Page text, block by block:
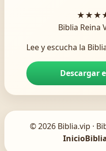
Biblia Reina
Lee y escucha la
Descargar
© 2026 Biblia.vip ·
Inicio